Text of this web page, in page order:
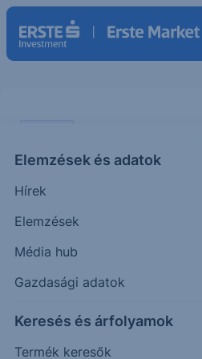
Elemzések és adatok
Hírek
Elemzések
Média hub
Gazdasági adatok
Keresés és árfolyamok
Termék keresők
lenni a Ford
Nagy váltást eszközöl
miután a válság óta